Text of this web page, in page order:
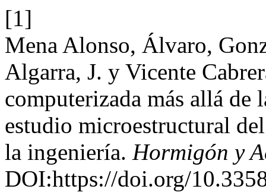
[1]
Mena Alonso, Álvaro,
Algarra, J. y Vicente
computerizada más allá
estudio microestructural
la ingeniería. Hormigón y
DOI:https://doi.org/